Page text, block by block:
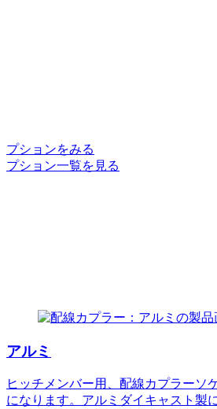
プションをみる
プション一覧を見る
アルミ
ヒッチメンバー用、配線カプラーソ
になります。アルミダイキャスト製